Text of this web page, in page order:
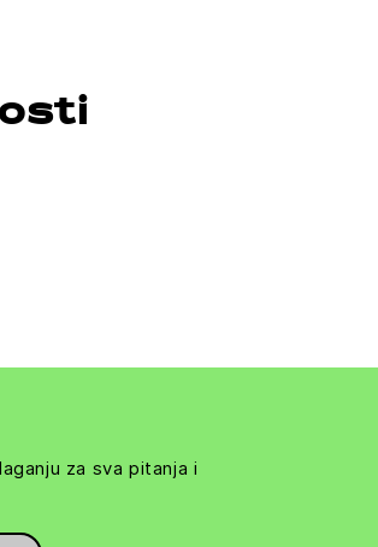
za sva pitanja i